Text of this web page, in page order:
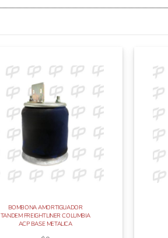
BOMBONA AMORTIGUADOR
TANDEM FREIGHTLINER COLUMBIA
ACP BASE METALICA